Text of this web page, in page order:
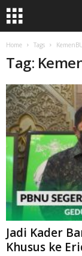
Home Tags
Tag:
Jadi Kader
Khusus ke